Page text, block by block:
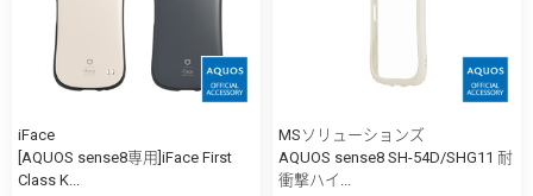
iFace
[AQUOS sense8専用]iFace First
Class K...
MSソリューションズ
AQUOS sense8 SH-54D/SHG11 耐
衝撃ハイ...